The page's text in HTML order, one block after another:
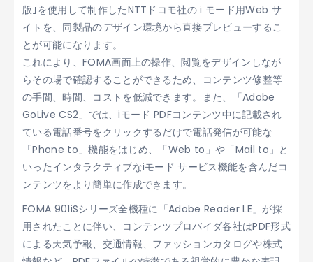
版｣を使用して制作したNTTドコモ社の i モード用Web サ
イトを、同製品のデザイン環境から直接プレビューするこ
とが可能になります。
これにより、FOMA画面上の操作、閲覧をデザインしなが
らその場で確認することができるため、コンテンツ修整等
の手間、時間、コストを低減できます。また、「Adobe
GoLive CS2」では、iモード PDFコンテンツ中に記載され
ている電話番号をクリックするだけで電話発信が可能な
「Phone to」機能をはじめ、「Web to」や「Mail to」と
いったインタラクティブなiモード サービス機能を含んだコ
ンテンツをより簡単に作成できます。
FOMA 901iSシリーズ全機種に「Adobe Reader LE」が採
用されたことに伴い、コンテンツプロバイダ各社はPDF形式
による天気予報、交通情報、ファッションカタログや株式